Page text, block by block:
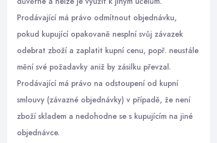
Prodávající má právo odmítnout objednávku,
pokud kupující opakovaně nesplní svůj závazek
odebrat zboží a zaplatit kupní cenu, popř. neustále
mění své požadavky aniž by zásilku převzal.
Prodávající má právo na odstoupení od kupní
smlouvy (závazné objednávky) v případě, že není
zboží skladem a nedohodne se s kupujícím na jiné
objednávce.